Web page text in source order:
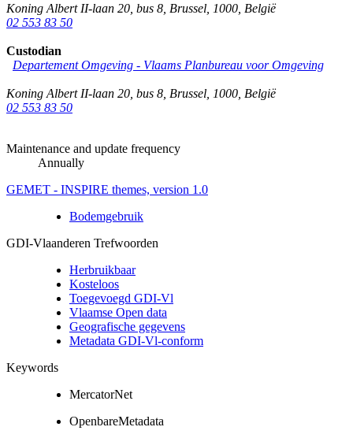
Koning Albert II-laan 20, bus 8 Brussel 1000 België
02 553 83 50
Custodian
Departement Omgeving - Vlaams Planbureau voor Omgeving
Koning Albert II-laan 20, bus 8 Brussel 1000 België
02 553 83 50
Maintenance and update frequency
Annually
GEMET - INSPIRE themes, version 1.0
Bodemgebruik
GDI-Vlaanderen Trefwoorden
Herbruikbaar
Kosteloos
Toegevoegd GDI-Vl
Vlaamse Open data
Geografische gegevens
Metadata GDI-Vl-conform
Keywords
MercatorNet
OpenbareMetadata